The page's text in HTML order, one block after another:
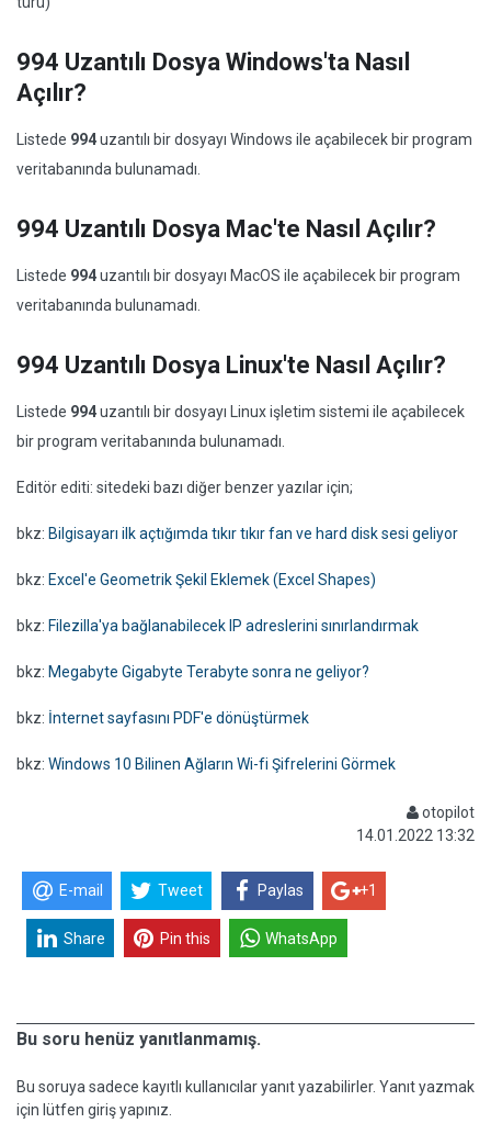
994 Uzantılı Dosya Windows'ta Nasıl
Açılır?
Listede 994uzantılı bir dosyayı Windows ile açabilecek bir program
veritabanında bulunamadı.
994 Uzantılı Dosya Mac'te Nasıl Açılır?
Listede 994uzantılı bir dosyayı MacOS ile açabilecek bir program
veritabanında bulunamadı.
994 Uzantılı Dosya Linux'te Nasıl Açılır?
Listede 994uzantılı bir dosyayı Linux işletim sistemi ile açabilecek
bir program veritabanında bulunamadı.
Editör editi: sitedeki bazı diğer benzer yazılar için;
bkz: Bilgisayarı ilk açtığımda tıkır tıkır fan ve hard disk sesi geliyor
bkz: Excel'e Geometrik Şekil Eklemek (Excel Shapes)
bkz: Filezilla'ya bağlanabilecek IP adreslerini sınırlandırmak
bkz: Megabyte Gigabyte Terabyte sonra ne geliyor?
bkz: İnternet sayfasını PDF'e dönüştürmek
bkz: Windows 10 Bilinen Ağların Wi-fi Şifrelerini Görmek
otopilot
14.01.2022 13:32
E-mail Tweet Paylas +1
Share Pin this WhatsApp
Bu soru henüz yanıtlanmamış.
Bu soruya sadece kayıtlı kullanıcılar yanıt yazabilirler. Yanıt yazmak
için lütfen giriş yapınız.